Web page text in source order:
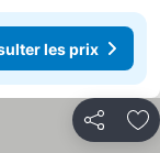
les prix
Partager